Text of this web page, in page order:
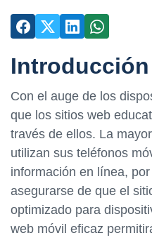
Introducción
Con el auge de los
que los sitios web
través de ellos. La
utilizan sus teléfonos
información en línea,
asegurarse de que el
optimizado para
web móvil eficaz